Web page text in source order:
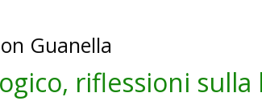
Guanella
riflessioni sulla